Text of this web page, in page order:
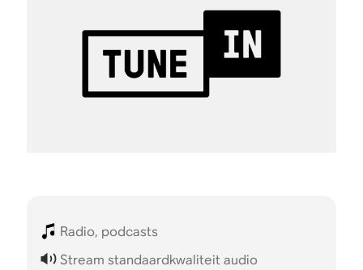
Radio, podcasts
Stream standaardkwaliteit audio